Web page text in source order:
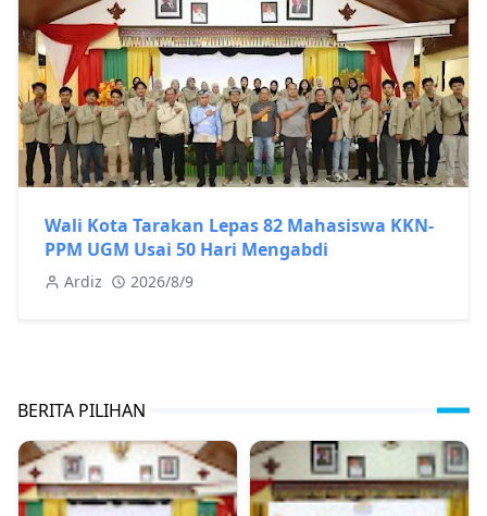
Wali Kota Tarakan Lepas 82 Mahasiswa KKN-
PPM UGM Usai 50 Hari Mengabdi
Ardiz 2026/8/9
BERITA PILIHAN